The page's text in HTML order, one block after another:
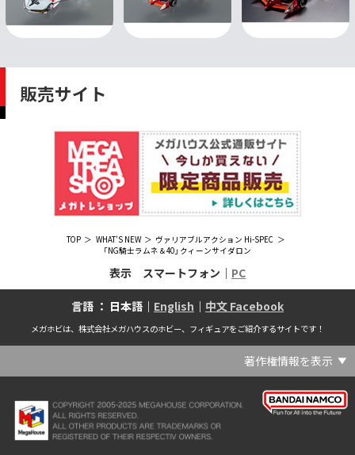
販売サイト
TOP WHAT'S NEW
ヴァリアブルアクション Hi-SPEC
｢NG騎士ラムネ＆40｣ クィーンサイダロン
表示 スマートフォン｜ PC
言語 ： 日本語｜ English ｜ 中文 Facebook
メガホビは、株式会社メガハウスのホビー、フィギュアをご紹介するサイトです！
著作権情報を表示